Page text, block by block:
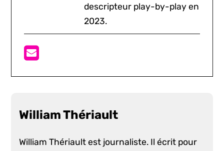
descripteur play-by-play en
2023.
William Thériault
William Thériault est journaliste. Il écrit pour